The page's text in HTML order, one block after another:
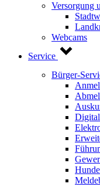
Versorgung
Webcams
Service
Bürger-